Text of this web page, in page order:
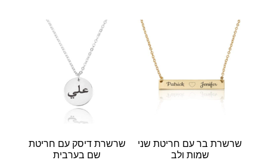
שרשרת בר עם חריטת שני
שמות ולב
שרשרת דיסק עם חריטת
שם בערבית